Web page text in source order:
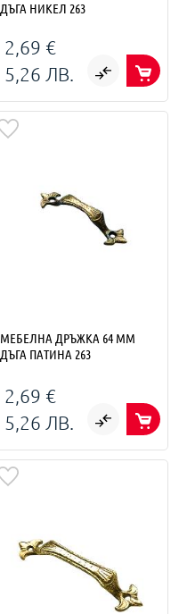
ДЪГА НИКЕЛ 263
2,69 €
5,26 ЛВ.
МЕБЕЛНА ДРЪЖКА 64 ММ
ДЪГА ПАТИНА 263
2,69 €
5,26 ЛВ.